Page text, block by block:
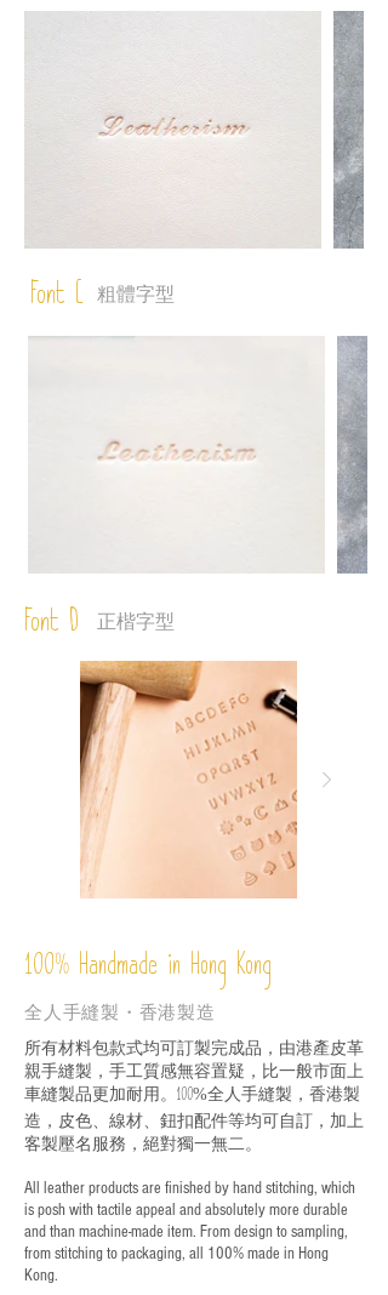
Font C 粗體字型
Font D 正楷字型
100% Handmade in Hong Kong
全人手縫製・香港製造
所有材料包款式均可訂製完成品，由港產皮革
親手縫製，手工質感無容置疑，比一般市面上
車縫製品更加耐用。 100%全人手縫製，香港製
造，皮色、線材、鈕扣配件等均可自訂，加上
客製壓名服務，絕對獨一無二。
All leather products are finished by hand stitching, which
is posh with tactile appeal and absolutely more durable
and than machine-made item. From design to sampling,
from stitching to packaging, all 100% made in Hong
Kong.